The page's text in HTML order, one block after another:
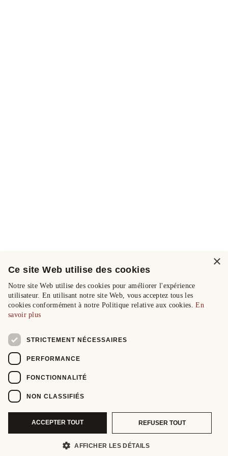
×
Ce site Web utilise des cookies
Notre site Web utilise des cookies pour améliorer l'expérience
utilisateur. En utilisant notre site Web, vous acceptez tous les
cookies conformément à notre Politique relative aux cookies.En
savoir plus
STRICTEMENT NÉCESSAIRES
PERFORMANCE
FONCTIONNALITÉ
NON CLASSIFIÉS
ACCEPTER TOUT REFUSER TOUT
AFFICHER LES DÉTAILS